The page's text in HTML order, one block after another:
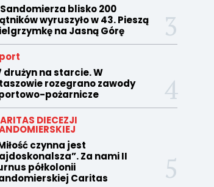
Sandomierza blisko 200
wyruszyło w 43. Pieszą
na Jasną Górę
drużyn na starcie. W
rozegrano zawody
pożarnicze
DIECEZJI
czynna jest
Za nami II
półkolonii
Caritas